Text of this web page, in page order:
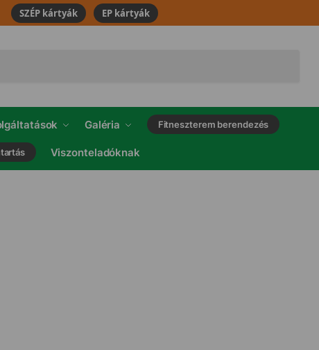
SZÉP kártyák EP kártyák
Galéria Fitneszterem berendezés
Viszonteladóknak